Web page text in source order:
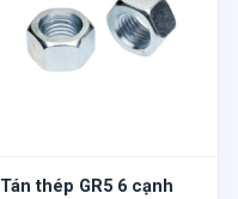
Tán thép GR5 6 cạnh